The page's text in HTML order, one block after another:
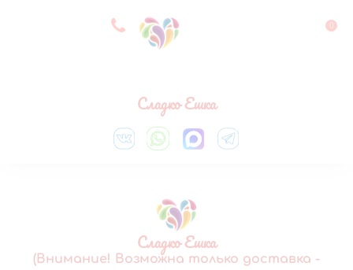
8 927 083 33 05 0
Сладко Ешка
Сладко Ешка
(Внимание! Возможна только доставка -